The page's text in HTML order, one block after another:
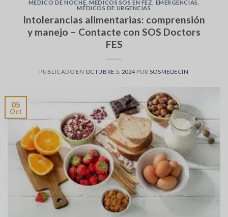
MÉDICO DE NOCHE ,MÉDICOS SOS EN FEZ EMERGENCIAS
MÉDICOS DE URGENCIAS
Intolerancias alimentarias: comprensión
y manejo – Contacte con SOS Doctors
FES
PUBLICADO EN OCTUBRE 5, 2024 POR SOSMEDECIN
05
Oct